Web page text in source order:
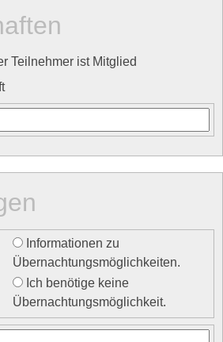
Teilnehmer ist Mitglied
Informationen zu
Übernachtungsmöglichkeiten.
Ich benötige keine
Übernachtungsmöglichkeit.